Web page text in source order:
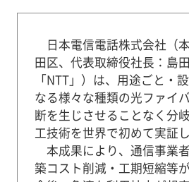
日本電信電話株式会社（
田区、代表取締役社長：島
「NTT」）は、用途ごと・
なる様々な種類の光ファイ
断を生じさせることなく分
工技術を世界で初めて実証し
本成果により、通信事業
築コスト削減・工期短縮等